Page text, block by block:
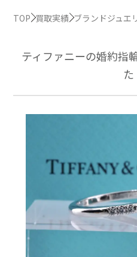
TOP 買取実績 ブランドジュエ
ティファニーの婚約指
た